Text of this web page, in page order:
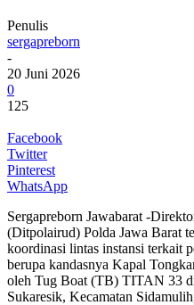
Penulis
sergapreborn
-
20 Juni 2026
0
125
Facebook
Twitter
Pinterest
WhatsApp
Sergapreborn Jawabarat -
(Ditpolairud) Polda Jawa Barat
koordinasi lintas instansi terkait
berupa kandasnya Kapal
oleh Tug Boat (TB) TITAN 33
Sukaresik, Kecamatan